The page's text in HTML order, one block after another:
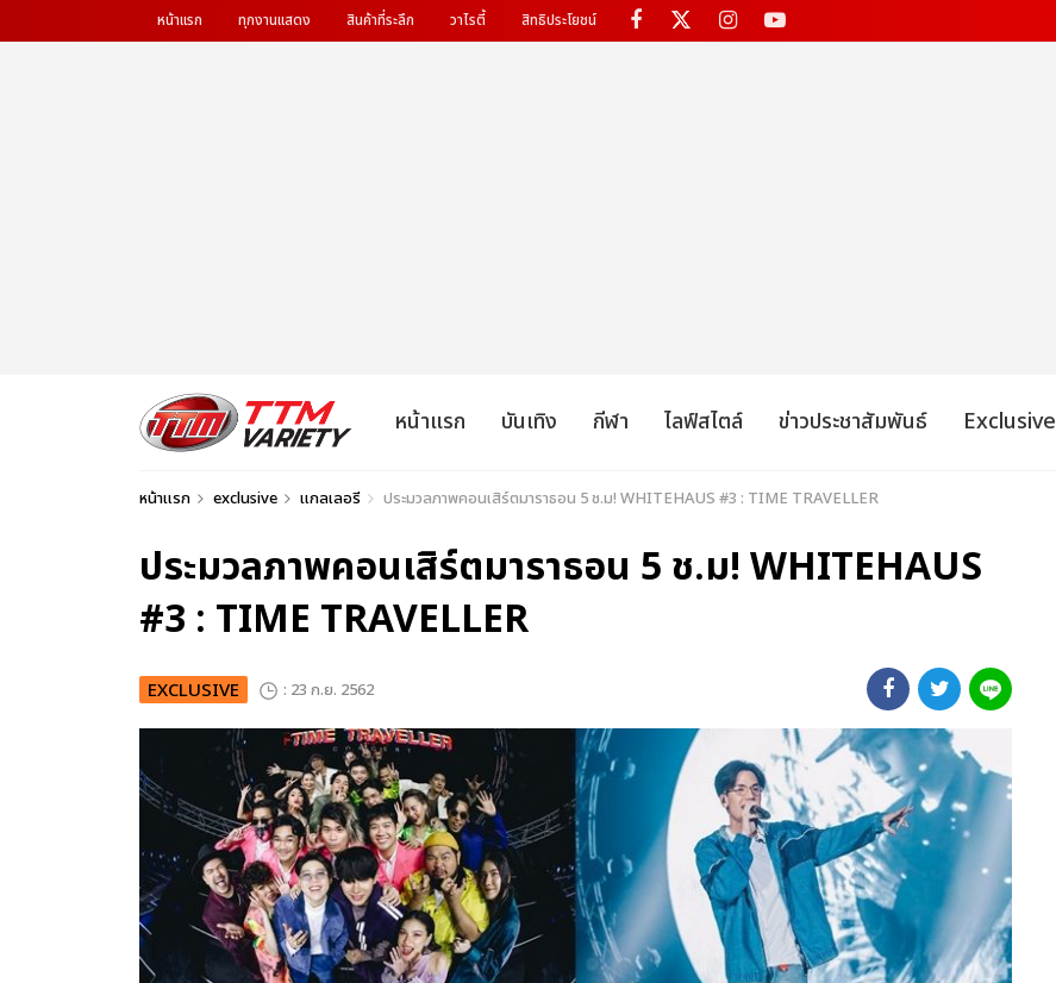
หน้าแรก ทุกงานแสดง สินค้าที่ระลึก วาไรตี้ สิทธิประโยชน์
หน้าแรก บันเทิง กีฬา ไลฟ์สไตล์ ข่าวประชาสัมพันธ์ Exclusive
หน้าแรก exclusive แกลเลอรี ประมวลภาพคอนเสิร์ตมาราธอน 5 ช.ม! WHITEHAUS #3 : TIME TRAVELLER
ประมวลภาพคอนเสิร์ตมาราธอน 5 ช.ม! WHITEHAUS
#3 : TIME TRAVELLER
EXCLUSIVE : 23 ก.ย. 2562